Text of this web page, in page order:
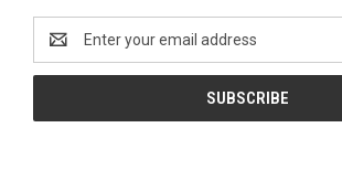
Address